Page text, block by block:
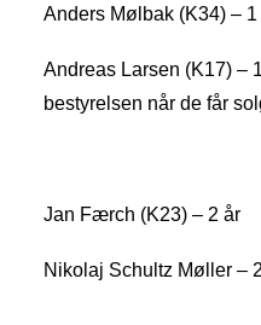
Anders Mølbak (K34) – 1
Andreas Larsen (K17) –
bestyrelsen når de får
Jan Færch (K23) – 2 år
Nikolaj Schultz Møller –